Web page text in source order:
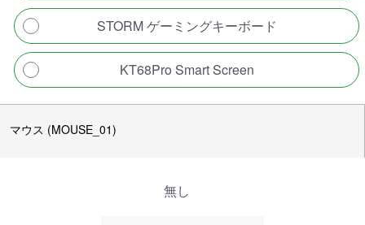
STORM ゲーミングキーボード
KT68Pro Smart Screen
マウス (MOUSE_01)
無し